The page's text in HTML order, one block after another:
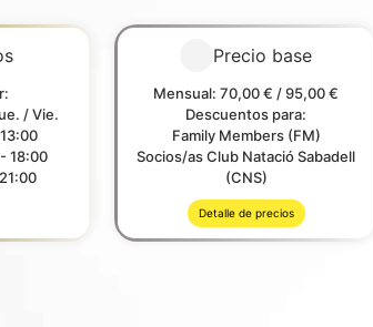
/ Vie.
18:00
Precio base
Mensual: 70,00 € / 95,00 €
Descuentos para:
Family Members (FM)
Socios/as Club Natació Sabadell
(CNS)
Detalle de precios